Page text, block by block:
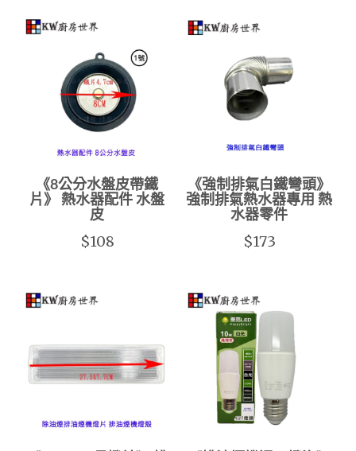
《8公分水盤皮帶鐵
片》 熱水器配件 水盤
皮
$108
《強制排氣白鐵彎頭》
強制排氣熱水器專用 熱
水器零件
$173